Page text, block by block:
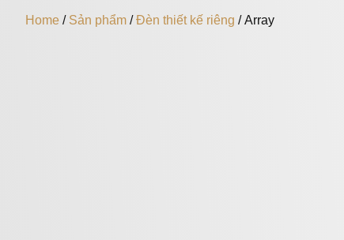
Home / Sản phẩm /Đèn thiết kế riêng / Array